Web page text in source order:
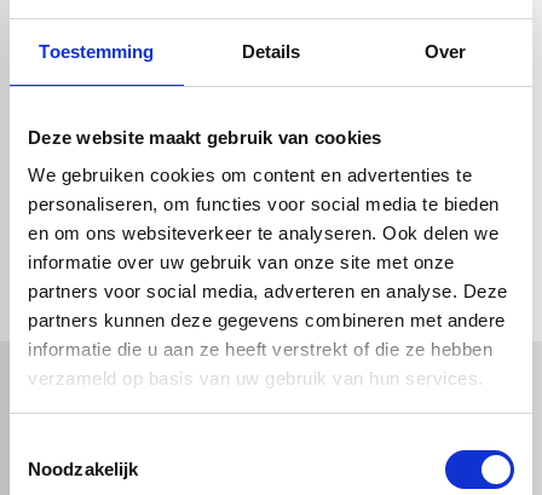
Toestemming Details Over
Deze website maakt gebruik van cookies
We gebruiken cookies om content en advertenties te
personaliseren, om functies voor social media te bieden
en om ons websiteverkeer te analyseren. Ook delen we
informatie over uw gebruik van onze site met onze
partners voor social media, adverteren en analyse. Deze
partners kunnen deze gegevens combineren met andere
informatie die u aan ze heeft verstrekt of die ze hebben
verzameld op basis van uw gebruik van hun services.
Noodzakelijk
Driehoek
Rechthoek
Zeer licht van gewicht (0,5/0,6
Makkelijk te bewerken met
Door en door gekleurd
check_circle Vanaf€ 750,- gratis bezorgd
check_circleKlanten geven Vos Kunststoffen een9,0/10na2663 beoordelingen
Plexiglas
Gekleurd plexiglas